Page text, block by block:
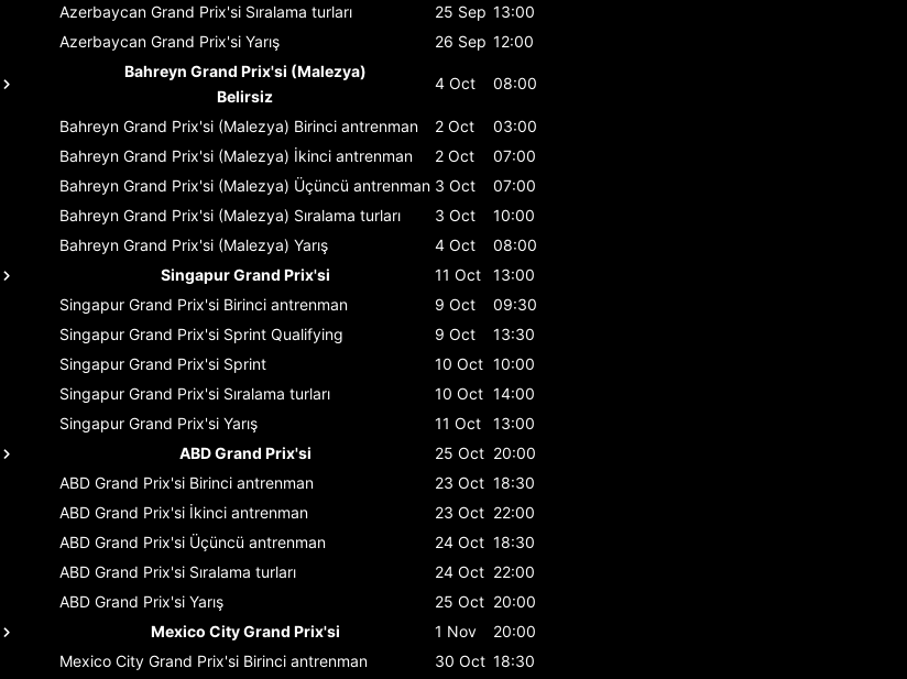
Azerbaycan Grand Prix'si Sıralama turları 25 Sep 13:00
Azerbaycan Grand Prix'si Yarış 26 Sep 12:00
Bahreyn Grand Prix'si (Malezya)
Belirsiz
4 Oct 08:00
Bahreyn Grand Prix'si (Malezya) Birinci antrenman 2 Oct
03:00
Bahreyn Grand Prix'si (Malezya) İkinci antrenman 2 Oct
07:00
Bahreyn Grand Prix'si (Malezya) Üçüncü antrenman 3 Oct
07:00
Bahreyn Grand Prix'si (Malezya) Sıralama turları 3 Oct
10:00
Bahreyn Grand Prix'si (Malezya) Yarış 4 Oct
08:00
Singapur Grand Prix'si
11 Oct
13:00
Singapur Grand Prix'si Birinci antrenman 9 Oct
09:30
Singapur Grand Prix'si Sprint Qualifying 9 Oct
13:30
Singapur Grand Prix'si Sprint 10 Oct 10:00
Singapur Grand Prix'si Sıralama turları 10 Oct 14:00
Singapur Grand Prix'si Yarış 11 Oct
13:00
ABD Grand Prix'si
25 Oct 20:00
ABD Grand Prix'si Birinci antrenman 23 Oct 18:30
ABD Grand Prix'si İkinci antrenman 23 Oct 22:00
ABD Grand Prix'si Üçüncü antrenman 24 Oct 18:30
ABD Grand Prix'si Sıralama turları 24 Oct 22:00
ABD Grand Prix'si Yarış 25 Oct 20:00
Mexico City Grand Prix'si
1 Nov
20:00
Mexico City Grand Prix'si Birinci antrenman 30 Oct 18:30